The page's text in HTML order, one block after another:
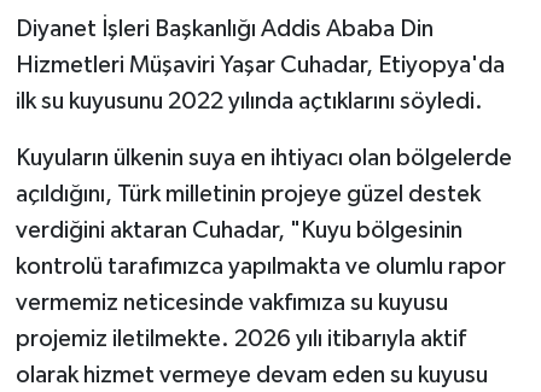
Diyanet İşleri Başkanlığı Addis Ababa Din
Hizmetleri Müşaviri Yaşar Cuhadar, Etiyopya'da
ilk su kuyusunu 2022 yılında açtıklarını söyledi.
Kuyuların ülkenin suya en ihtiyacı olan bölgelerde
açıldığını, Türk milletinin projeye güzel destek
verdiğini aktaran Cuhadar, "Kuyu bölgesinin
kontrolü tarafımızca yapılmakta ve olumlu rapor
vermemiz neticesinde vakfımıza su kuyusu
projemiz iletilmekte. 2026 yılı itibarıyla aktif
olarak hizmet vermeye devam eden su kuyusu
Edirne Müftülüğü
Elazığ Müftülüğü
Erzurum Müftülüğü
Eskişehir Müftülüğü
Giresun Müftülüğü